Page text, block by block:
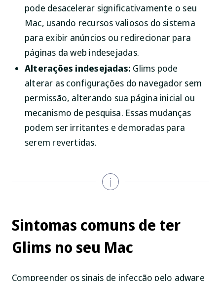
pode desacelerar significativamente o seu
Mac, usando recursos valiosos do sistema
para exibir anúncios ou redirecionar para
páginas da web indesejadas.
Alterações indesejadas: Glims pode
alterar as configurações do navegador sem
permissão, alterando sua página inicial ou
mecanismo de pesquisa. Essas mudanças
podem ser irritantes e demoradas para
serem revertidas.
Sintomas comuns de ter
Glims no seu Mac
Compreender os sinais de infecção pelo adware